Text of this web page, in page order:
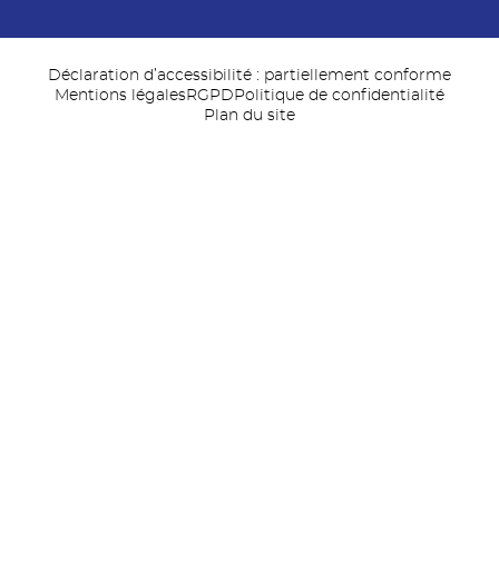
Déclaration d’accessibilité : partiellement conforme
Mentions légalesRGPD Politique de confidentialité
Plan du site